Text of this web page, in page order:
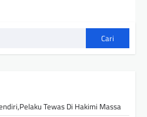
Cari
Tewas Di Hakimi Massa